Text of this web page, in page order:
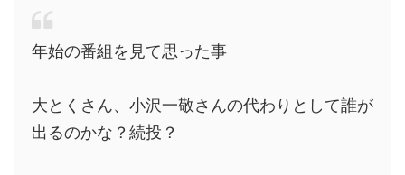
年始の番組を見て思った事
大とくさん、小沢一敬さんの代わりとして誰が
出るのかな？続投？